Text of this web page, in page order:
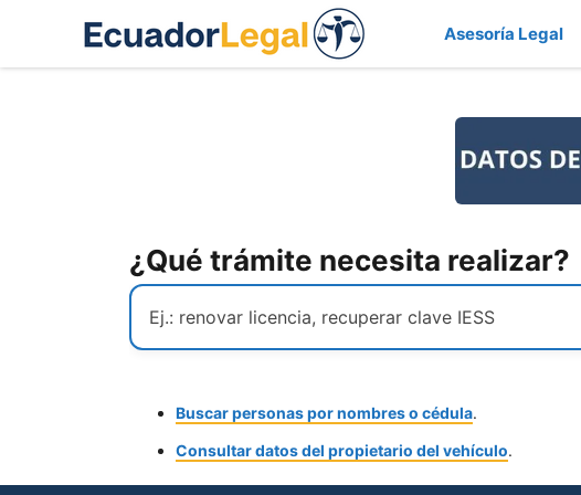
Asesoría Legal
¿Qué trámite necesita realizar?
Buscar personas por nombres o cédula.
Consultar datos del propietario del vehículo.